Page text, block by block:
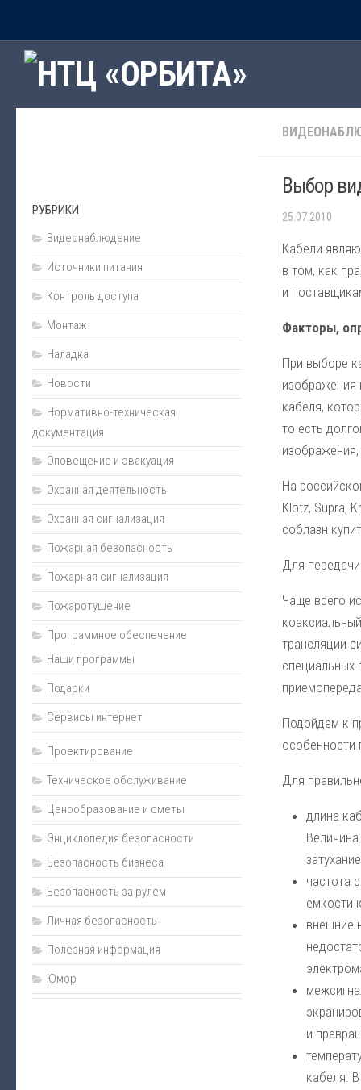
Главная
Рубрики
Пожарная безопасность
Источники питания
Проектирование
Охранная сигнализация
Охранная деятельность
Монтаж
Пожарная сигнализация
Энциклопедия безопасности
Юмор
Безопасность за рулем
Полезная информация
Личная безопасность
Наладка
Видеонаблюдение
Техническое обслуживание
Пожаротушение
Нормативно-техническая документация
Прайс
Карта сайта
Подарки
Интернет-магазин
Выбор
25.07.2010
Кабели
в том, как
и
Факторы,
При выборе
изображения
кабеля,
то есть
На
Klotz, Supra,
соблазн
Для
Чаще всего
трансляции
специальных
Подойдем к
особенности
Для
длина
частота
емкости
внешние
и
кабеля.
РУБРИКИ
Видеонаблюдение
Источники питания
Контроль доступа
Монтаж
Наладка
Новости
Нормативно-техническая
документация
Оповещение и эвакуация
Охранная деятельность
Охранная сигнализация
Пожарная безопасность
Пожарная сигнализация
Пожаротушение
Программное обеспечение
Наши программы
Подарки
Сервисы интернет
Проектирование
Техническое обслуживание
Ценообразование и сметы
Энциклопедия безопасности
Безопасность бизнеса
Безопасность за рулем
Личная безопасность
Полезная информация
Юмор